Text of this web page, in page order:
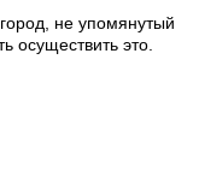
не упомянутый
осуществить это.